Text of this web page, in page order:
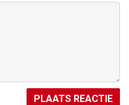
PLAATS REACTIE